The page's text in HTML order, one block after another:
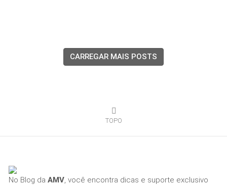
CARREGAR MAIS POSTS
TOPO
No Blog da AMV, você encontra dicas e suporte exclusivo